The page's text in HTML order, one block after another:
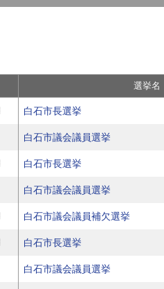
選挙名
白石市長選挙
白石市議会議員選挙
白石市長選挙
白石市議会議員選挙
白石市議会議員補欠選挙
白石市長選挙
白石市議会議員選挙